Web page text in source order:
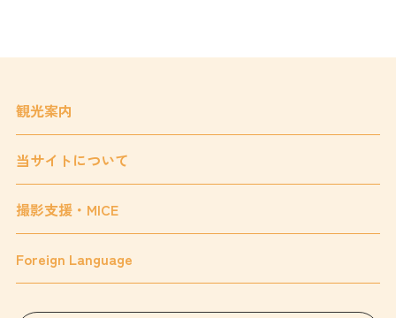
観光案内
当サイトについて
撮影支援・MICE
Foreign Language